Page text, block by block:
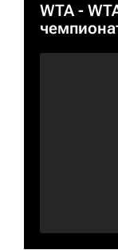
WTA-